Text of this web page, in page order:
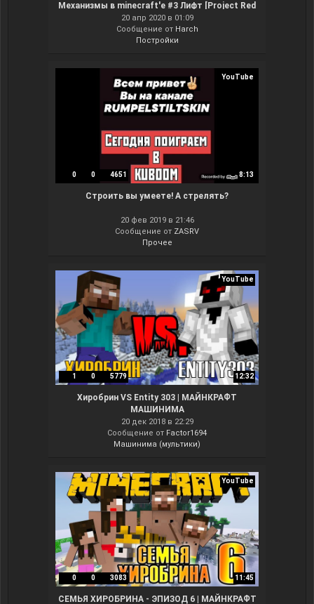
Механизмы в minecraft'e #3 Лифт [Project Red
2 + Railcraft]
20 апр 2020 в 01:09
Сообщение от Harch
Постройки
YouTube
0 0 4651 8:13
Строить вы умеете! А стрелять?
20 фев 2019 в 21:46
Сообщение от ZASRV
Прочее
YouTube
1 0 5779 12:32
Хиробрин VS Entity 303 | МАЙНКРАФТ
МАШИНИМА
20 дек 2018 в 22:29
Сообщение от Factor1694
Машинима (мультики)
YouTube
0 0 3083 11:45
СЕМЬЯ ХИРОБРИНА - ЭПИЗОД 6 | МАЙНКРАФТ